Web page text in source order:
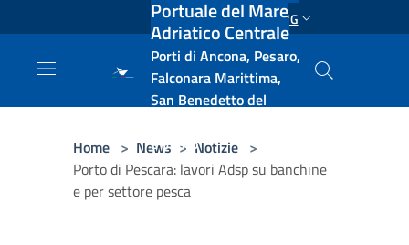
Salta al contenuto principale ENG
Portuale del Mare
Adriatico Centrale
Porti di Ancona, Pesaro,
Falconara Marittima,
San Benedetto del
e Vasto
Home > News > Notizie >
Porto di Pescara: lavori Adsp su banchine
e per settore pesca